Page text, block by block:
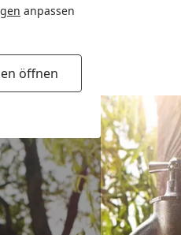
anpassen
öffnen